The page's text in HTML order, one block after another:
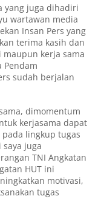
yang juga dihadiri
wartawan media
Insan Pers yang
terima kasih dan
kerja sama
Pendam
sudah berjalan
dimomentum
kerjasama dapat
lingkup tugas
juga
TNI Angkatan
HUT ini
motivasi,
tugas